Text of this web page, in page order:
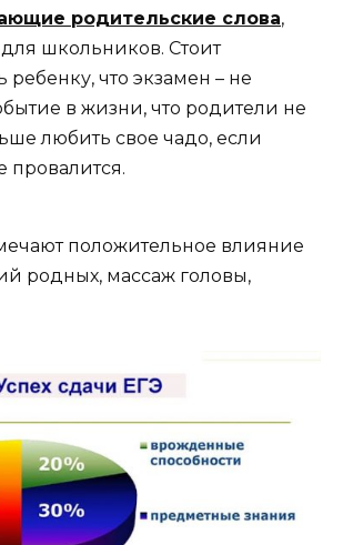
родительские слова,
школьников. Стоит
ребенку, что экзамен – не
в жизни, что родители не
любить свое чадо, если
провалится.
положительное влияние
родных, массаж головы,